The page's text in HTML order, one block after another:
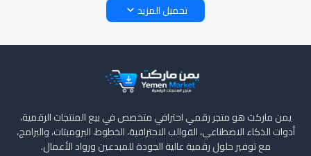
تحميل المزيد
يمن ماركت هو متجر رقمي احترافي متخصص في بيع المنتجات الرقمية،
أدوات الذكاء الاصطناعي، القوالب الاحترافية، الخطوط، البرومبتات، والبرامج،
مع توفير حلول رقمية عالية الجودة للمبدعين ورواد الأعمال.